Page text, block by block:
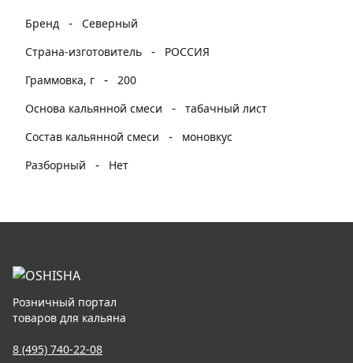
Бренд -
Северный
Страна-изготовитель
-
РОССИЯ
Граммовка, г
- 200
Основа кальянной смеси
- табачный лист
Состав кальянной смеси
-
моновкус
Разборный
- Нет
Розничный портал
товаров для кальяна
8 (495) 740-22-08